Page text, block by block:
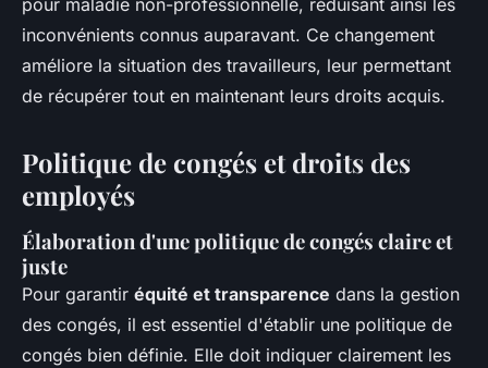
pour maladie non-professionnelle, réduisant ainsi les
inconvénients connus auparavant. Ce changement
améliore la situation des travailleurs, leur permettant
de récupérer tout en maintenant leurs droits acquis.
Politique de congés et droits des
employés
Élaboration d'une politique de congés claire et
juste
Pour garantir équité et transparence dans la gestion
des congés, il est essentiel d'établir une politique de
congés bien définie. Elle doit indiquer clairement les